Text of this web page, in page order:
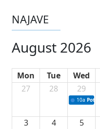
NAJAVE
August 2026
Mon Tue Wed
27
28 29
10a
3 4 5